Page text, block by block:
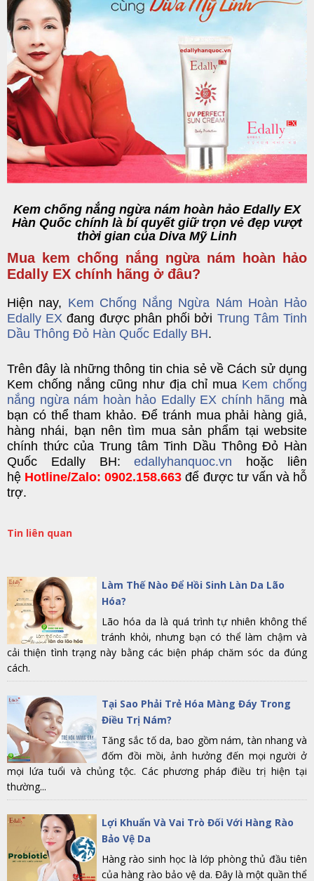
Kem chống nắng ngừa nám hoàn hảo Edally EX
Hàn Quốc chính là bí quyết giữ trọn vẻ đẹp vượt
thời gian của Diva Mỹ Linh
Mua kem chống nắng ngừa nám hoàn hảo
Edally EX chính hãng ở đâu?
Hiện nay, Kem Chống Nắng Ngừa Nám Hoàn Hảo
Edally EX đang được phân phối bởi Trung Tâm Tinh
Dầu Thông Đỏ Hàn Quốc Edally BH.
Trên đây là nhữngthông tin chia sẻ về Cách sử dụng
Kem chống nắng cũng như địa chỉ mua Kem chống
nắng ngừa nám hoàn hảo Edally EX chính hãng mà
bạn có thể tham khảo. Để tránh mua phải hàng giả,
hàng nhái, bạn nên tìm mua sản phẩm tạiwebsite
chính thức của Trung tâm Tinh Dầu Thông Đỏ Hàn
Quốc Edally BH:edallyhanquoc.vn hoặc liên
hệ Hotline/Zalo: 0902.158.663để được tư vấn và hỗ
trợ.
Tin liên quan
Làm Thế Nào Để Hồi Sinh Làn Da Lão
Hóa?
Lão hóa da là quá trình tự nhiên không thể
tránh khỏi, nhưng bạn có thể làm chậm và
cải thiện tình trạng này bằng các biện pháp chăm sóc da đúng
cách.
Tại Sao Phải Trẻ Hóa Màng Đáy Trong
Điều Trị Nám?
Tăng sắc tố da, bao gồm nám, tàn nhang và
đốm đồi mồi, ảnh hưởng đến mọi người ở
mọi lứa tuổi và chủng tộc. Các phương pháp điều trị hiện tại
thường...
Lợi Khuẩn Và Vai Trò Đối Với Hàng Rào
Bảo Vệ Da
Hàng rào sinh học là lớp phòng thủ đầu tiên
của hàng rào bảo vệ da. Đây là một quần thể